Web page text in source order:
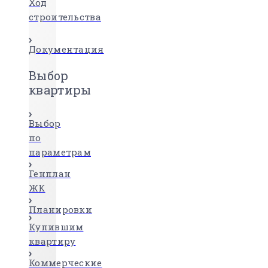
Ход
строительства
Документация
Выбор
квартиры
Выбор
по
параметрам
Генплан
ЖК
Планировки
Купившим
квартиру
Коммерческие